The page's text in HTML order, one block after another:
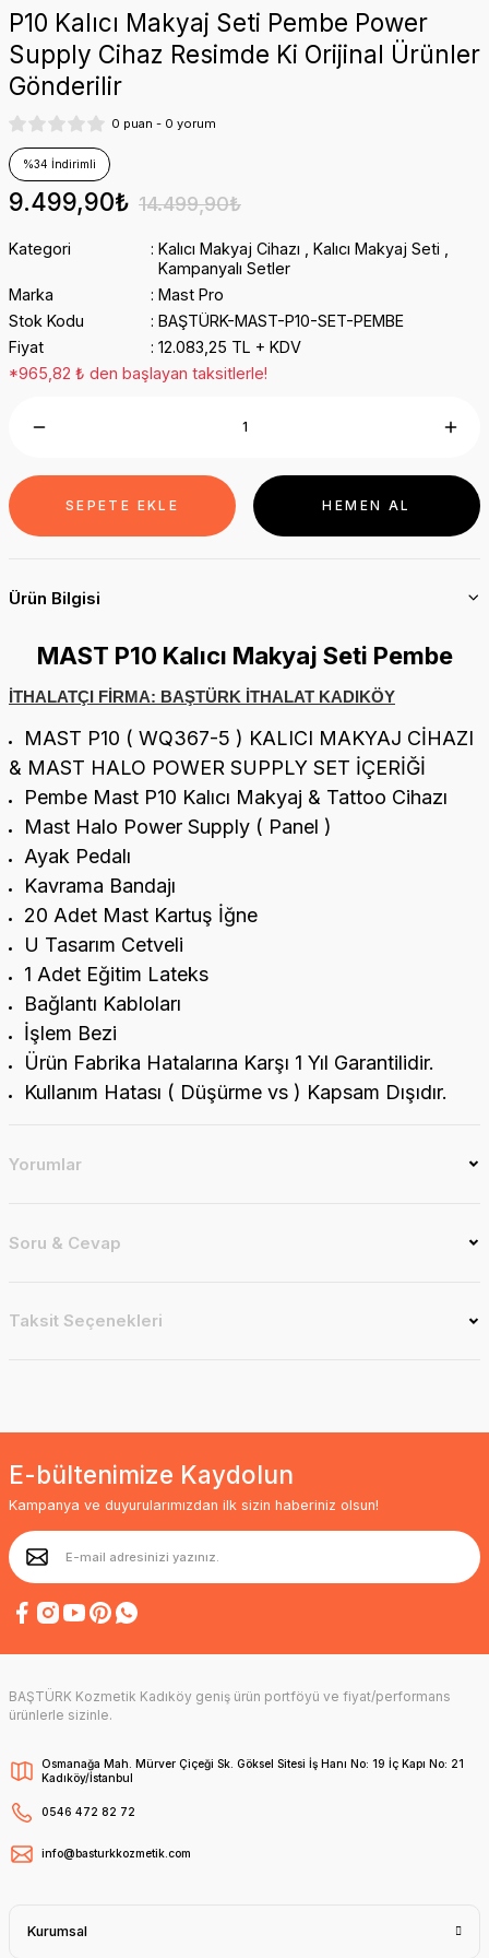
P10 Kalıcı Makyaj Seti Pembe Power
Supply Cihaz Resimde Ki Orijinal Ürünler
Gönderilir
0 puan - 0 yorum
%34 İndirimli
9.499,90₺ 14.499,90₺
Kategori Kalıcı Makyaj Cihazı Kalıcı Makyaj Seti
Kampanyalı Setler
Marka
Mast Pro
Stok Kodu
BAŞTÜRK-MAST-P10-SET-PEMBE
Fiyat
12.083,25 TL + KDV
*965,82 ₺ den başlayan taksitlerle!
SEPETE EKLE HEMEN AL
Ürün Bilgisi
MAST P10 Kalıcı Makyaj Seti Pembe
İTHALATÇI FİRMA: BAŞTÜRK İTHALAT KADIKÖY
MAST P10 ( WQ367-5 ) KALICI MAKYAJ CİHAZI
& MAST HALO POWER SUPPLY SET İÇERİĞİ
Pembe Mast P10 Kalıcı Makyaj & Tattoo Cihazı
Mast Halo Power Supply ( Panel )
Ayak Pedalı
Kavrama Bandajı
20 Adet Mast Kartuş İğne
U Tasarım Cetveli
1 Adet Eğitim Lateks
Bağlantı Kabloları
İşlem Bezi
Ürün Fabrika Hatalarına Karşı 1 Yıl Garantilidir.
Kullanım Hatası ( Düşürme vs ) Kapsam Dışıdır.
Yorumlar
Soru & Cevap
Taksit Seçenekleri
E-bültenimize Kaydolun
Kampanya ve duyurularımızdan ilk sizin haberiniz olsun!
BAŞTÜRK Kozmetik Kadıköy geniş ürün portföyü ve fiyat/performans
ürünlerle sizinle.
Osmanağa Mah. Mürver Çiçeği Sk. Göksel Sitesi İş Hanı No: 19 İç Kapı No: 21
Kadıköy/İstanbul
0546 472 82 72
info@basturkkozmetik.com
Kurumsal